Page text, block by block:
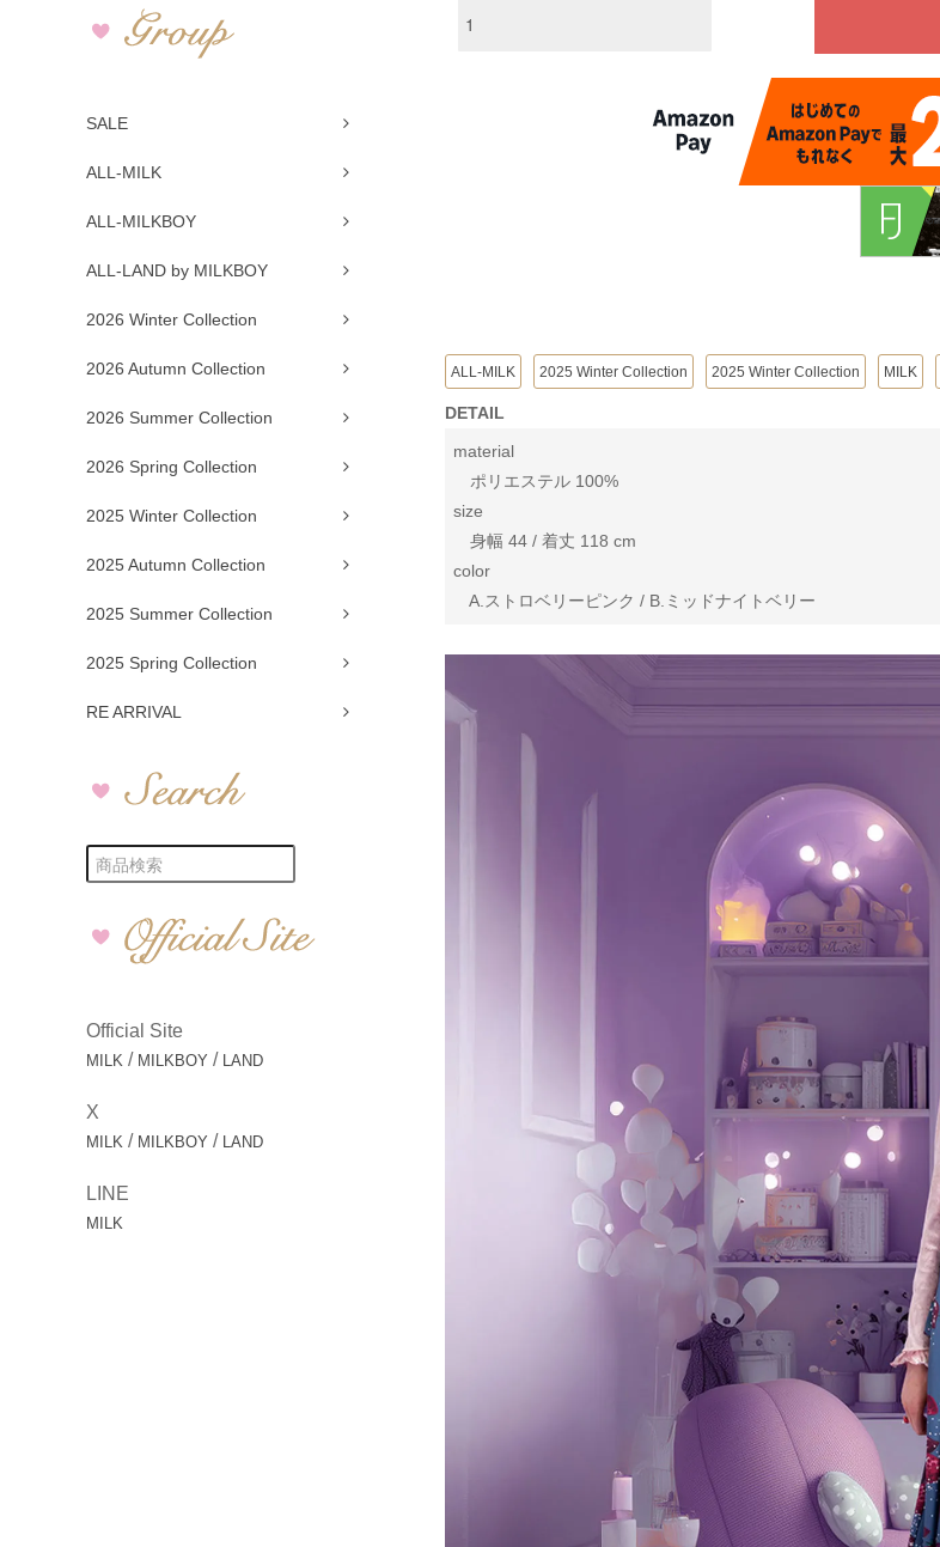
SALE
ALL-MILK
ALL-MILKBOY
ALL-LAND by MILKBOY
2026 Winter Collection
2026 Autumn Collection
2026 Summer Collection
2026 Spring Collection
2025 Winter Collection
2025 Autumn Collection
2025 Summer Collection
2025 Spring Collection
RE ARRIVAL
Official Site
MILK / MILKBOY / LAND
X
MILK / MILKBOY / LAND
LINE
MILK
ALL-MILK 2025 Winter Collection 2025 Winter Collection MILK
DETAIL
material
ポリエステル 100%
size
身幅 44 / 着丈 118 cm
color
A.ストロベリーピンク / B.ミッドナイトベリー